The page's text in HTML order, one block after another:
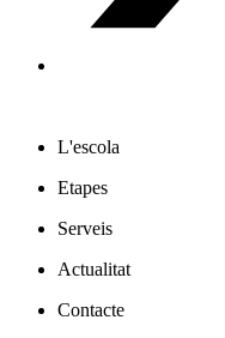
L'escola
Etapes
Serveis
Actualitat
Contacte